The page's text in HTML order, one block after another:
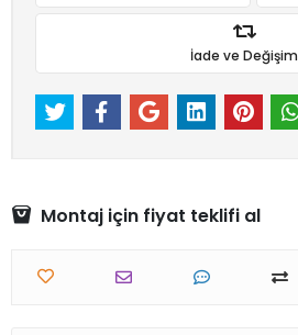
İade ve Değişim
Montaj için fiyat teklifi al